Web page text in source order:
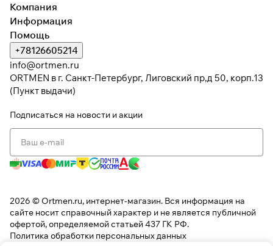
Компания
Информация
Помощь
+78126605214
info@ortmen.ru
ORTMEN в г. Санкт-Петербург, Лиговский пр,д 50, корп.13
(Пункт выдачи)
Подписаться на новости и акции
2026 © Ortmen.ru, интернет-магазин. Вся информация на
сайте носит справочный характер и не является публичной
офертой, определяемой статьей 437 ГК РФ.
Политика обработки персональных данных